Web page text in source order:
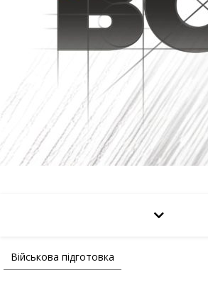
Військова підготовка